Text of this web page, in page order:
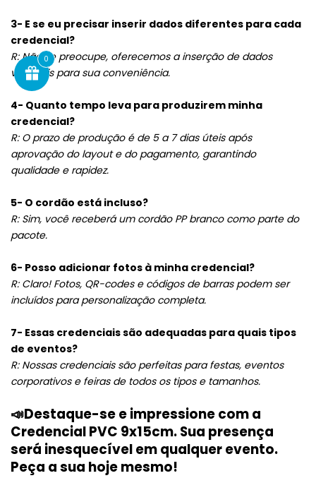
3- E se eu precisar inserir dados diferentes para cada
credencial?
R: Não se preocupe, oferecemos a inserção de dados
variáveis para sua conveniência.
4- Quanto tempo leva para produzirem minha
credencial?
R: O prazo de produção é de 5 a 7 dias úteis após
aprovação do layout e do pagamento, garantindo
qualidade e rapidez.
5- O cordão está incluso?
R: Sim, você receberá um cordão PP branco como parte do
pacote.
6- Posso adicionar fotos à minha credencial?
R: Claro! Fotos, QR-codes e códigos de barras podem ser
incluídos para personalização completa.
7- Essas credenciais são adequadas para quais tipos
de eventos?
R: Nossas credenciais são perfeitas para festas, eventos
corporativos e feiras de todos os tipos e tamanhos.
📣Destaque-se e impressione com a
Credencial PVC 9x15cm. Sua presença
será inesquecível em qualquer evento.
Peça a sua hoje mesmo!
0